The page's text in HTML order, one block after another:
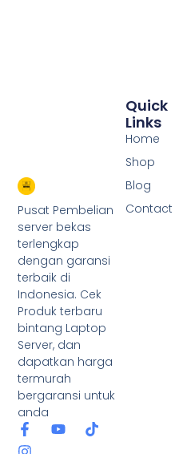
Pusat Pembelian
server bekas
terlengkap
dengan garansi
terbaik di
Indonesia. Cek
Produk terbaru
bintang Laptop
Server, dan
dapatkan harga
termurah
bergaransi untuk
anda
Quick
Links
Home
Shop
Blog
Contact